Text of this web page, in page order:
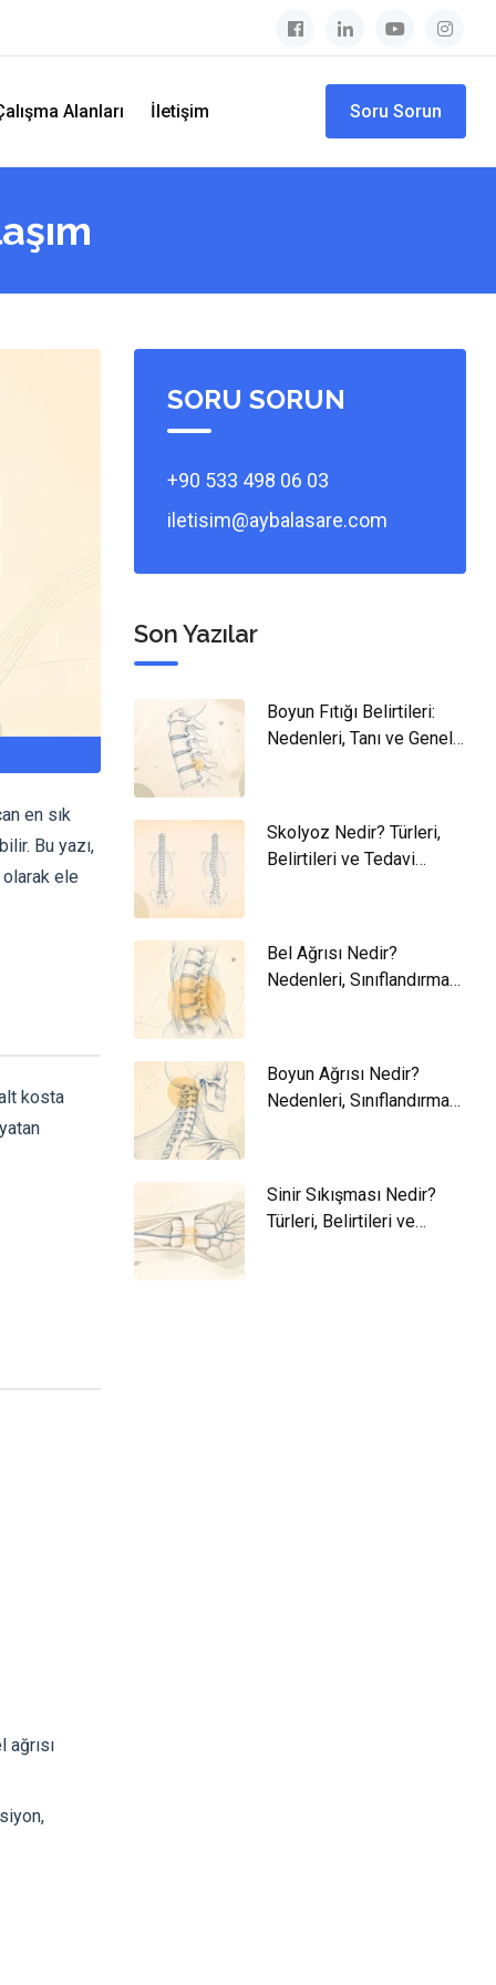
Alanları İletişim Soru Sorun
en sık
Bu yazı,
olarak ele
kosta
SORU SORUN
+90 533 498 06 03
iletisim@aybalasare.com
Son Yazılar
Boyun Fıtığı Belirtileri:
Nedenleri, Tanı ve Genel
Skolyoz Nedir? Türleri,
Belirtileri ve Tedavi
Bel Ağrısı Nedir?
Nedenleri, Sınıflandırması
Boyun Ağrısı Nedir?
Nedenleri, Sınıflandırma
Sinir Sıkışması Nedir?
Türleri, Belirtileri ve